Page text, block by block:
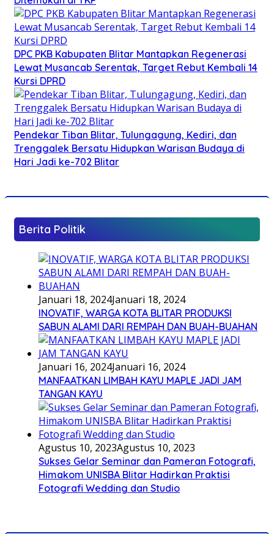
DPC PKB Kabupaten Blitar Mantapkan Regenerasi
Lewat Musancab Serentak, Target Rebut Kembali 14
Kursi DPRD
Pendekar Tiban Blitar, Tulungagung, Kediri, dan
Trenggalek Bersatu Hidupkan Warisan Budaya di
Hari Jadi ke-702 Blitar
Berita Politik
Januari 18, 2024Januari 18, 2024
INOVATIF, WARGA KOTA BLITAR PRODUKSI
SABUN ALAMI DARI REMPAH DAN BUAH-BUAHAN
Januari 16, 2024Januari 16, 2024
MANFAATKAN LIMBAH KAYU MAPLE JADI JAM
TANGAN KAYU
Agustus 10, 2023Agustus 10, 2023
Sukses Gelar Seminar dan Pameran Fotografi,
Himakom UNISBA Blitar Hadirkan Praktisi
Fotografi Wedding dan Studio